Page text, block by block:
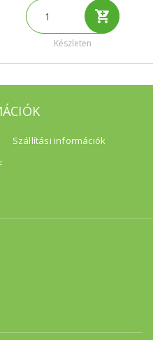
Készleten
Szállítási információk